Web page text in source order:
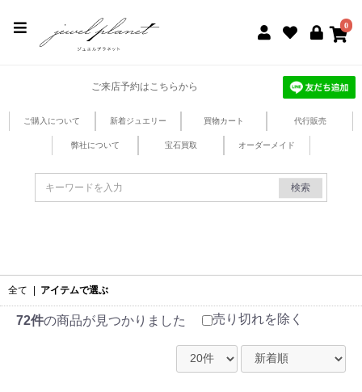
0
ご来店予約はこちらから
ご購入について 新着ジュエリー 買物カート 代行販売
弊社について 宝石買取 オーダーメイド
検索
全て アイテムで選ぶ
72件の商品が見つかりました 売り切れを除く